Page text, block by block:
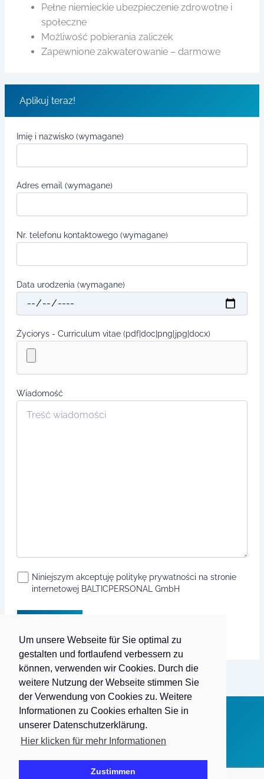
Um unsere Webseite für Sie optimal zu
gestalten und fortlaufend verbessern zu
können, verwenden wir Cookies. Durch die
weitere Nutzung der Webseite stimmen Sie
der Verwendung von Cookies zu. Weitere
Informationen zu Cookies erhalten Sie in
unserer Datenschutzerklärung.
Hier klicken für mehr Informationen
Zustimmen
Pełne niemieckie ubezpieczenie zdrowotne i
społeczne
Możliwość pobierania zaliczek
Zapewnione zakwaterowanie – darmowe
Aplikuj teraz!
Imię i nazwisko (wymagane)
Adres email (wymagane)
Nr. telefonu kontaktowego (wymagane)
Data urodzenia (wymagane)
Życiorys - Curriculum vitae (pdf|doc|png|jpg|docx)
Wiadomość
Niniejszym akceptuję politykę prywatności na stronie
internetowej BALTICPERSONAL GmbH
Alternative:
Copyright © 2026 Balticpersonal GmbH
Datenschutz